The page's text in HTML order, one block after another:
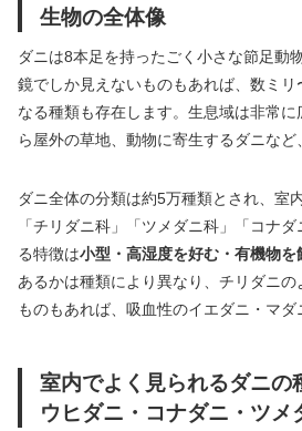
生物の全体像
ダニは8本足を持ったごく小さな節足動
鏡でしか見えないものもあれば、数ミリ
なる種類も存在します。生息域は非常
ら屋外の草地、動物に寄生するダニなど
ダニ全体の分類は約5万種類とされ、室
「チリダニ科」「ツメダニ科」「コナ
る特徴は小型・高湿度を好む・有機物を
あるかは種類により異なり、チリダニ
ものもあれば、吸血性のイエダニ・マダ
室内でよく見られるダニの
ウヒダニ・コナダニ・ツメ